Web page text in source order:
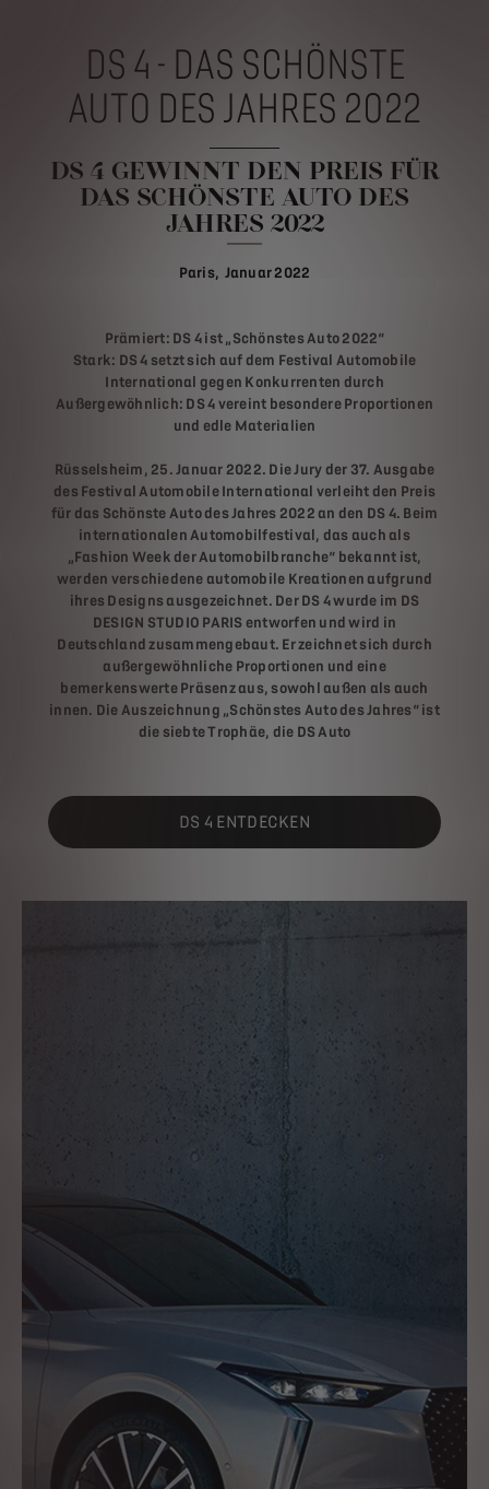
DS 4 - DAS SCHÖNSTE
AUTO DES JAHRES 2022
DS 4 GEWINNT DEN PREIS FÜR
DAS SCHÖNSTE AUTO DES
JAHRES 2022
Paris, Januar 2022
Prämiert: DS 4 ist „Schönstes Auto 2022“
Stark: DS 4 setzt sich auf dem Festival Automobile
International gegen Konkurrenten durch
Außergewöhnlich: DS 4 vereint besondere Proportionen
und edle Materialien
Rüsselsheim, 25. Januar 2022. Die Jury der 37. Ausgabe
des Festival Automobile International verleiht den Preis
für das Schönste Auto des Jahres 2022 an den DS 4. Beim
internationalen Automobilfestival, das auch als
„Fashion Week der Automobilbranche“ bekannt ist,
werden verschiedene automobile Kreationen aufgrund
ihres Designs ausgezeichnet. Der DS 4 wurde im DS
DESIGN STUDIO PARIS entworfen und wird in
Deutschland zusammengebaut. Er zeichnet sich durch
außergewöhnliche Proportionen und eine
bemerkenswerte Präsenz aus, sowohl außen als auch
innen. Die Auszeichnung „Schönstes Auto des Jahres“ ist
die siebte Trophäe, die DS Auto
DS 4 ENTDECKEN